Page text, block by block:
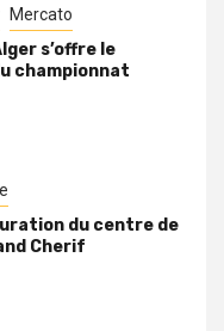
Mercato
s’offre le
championnat
du centre de
Cherif